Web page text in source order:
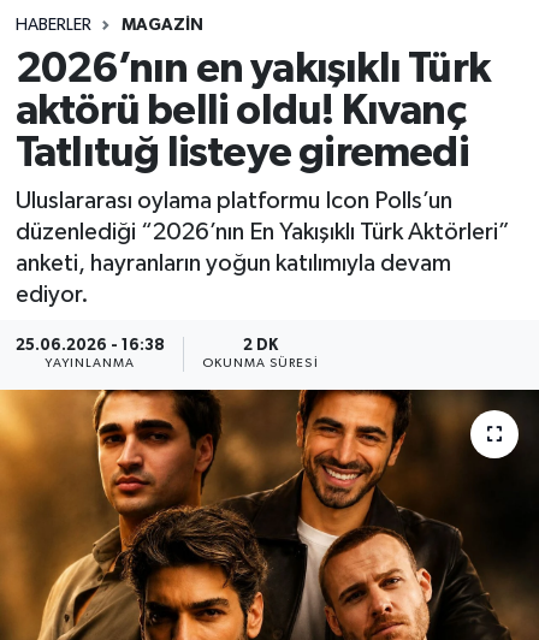
HABERLER MAGAZIN
2026’nın en yakışıklı Türk
aktörü belli oldu! Kıvanç
Tatlıtuğ listeye giremedi
Uluslararası oylama platformu Icon Polls’un
düzenlediği “2026’nın En Yakışıklı Türk Aktörleri”
anketi, hayranların yoğun katılımıyla devam
ediyor.
25.06.2026 - 16:38
YAYINLANMA
2 DK
OKUNMA SÜRESI
Spor
Teknoloji
Yaşam